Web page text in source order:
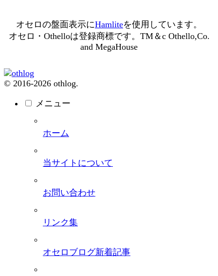
オセロの盤面表示にHamliteを使用しています。
オセロ・Othelloは登録商標です。TM＆c Othello,Co.
and MegaHouse
© 2016-2026 othlog.
メニュー
ホーム
当サイトについて
お問い合わせ
リンク集
オセロブログ新着記事